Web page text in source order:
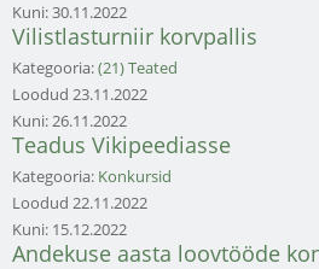
Kuni:30.11.2022
Vilistlasturniir korvpallis
Kategooria:(21) Teated
Loodud 23.11.2022
Kuni:26.11.2022
Teadus Vikipeediasse
Kategooria: Konkursid
Loodud 22.11.2022
Kuni: 15.12.2022
Andekuse aasta loovtööde